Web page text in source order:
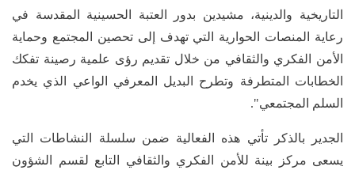
التاريخية والدينية، مشيدين بدور العتبة الحسينية المقدسة في
رعاية المنصات الحوارية التي تهدف إلى تحصين المجتمع وحماية
الأمن الفكري والثقافي من خلال تقديم رؤى علمية رصينة تفكك
الخطابات المتطرفة وتطرح البديل المعرفي الواعي الذي يخدم
السلم المجتمعي".
الجدير بالذكر تأتي هذه الفعالية ضمن سلسلة النشاطات التي
يسعى مركز بينة للأمن الفكري والثقافي التابع لقسم الشؤون